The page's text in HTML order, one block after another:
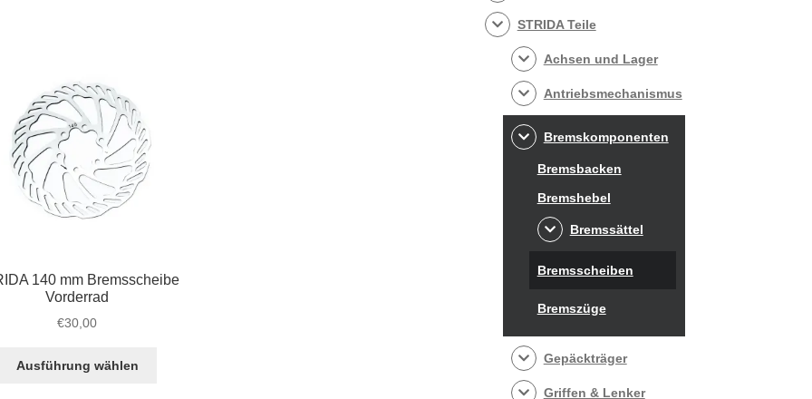
140 mm Bremsscheibe
Vorderrad
€30,00
Ausführung wählen
STRIDA Teile
Achsen und Lager
Antriebsmechanismus
Bremskomponenten
Bremsbacken
Bremshebel
Bremssättel
Bremsscheiben
Bremszüge
Gepäckträger
Griffen & Lenker